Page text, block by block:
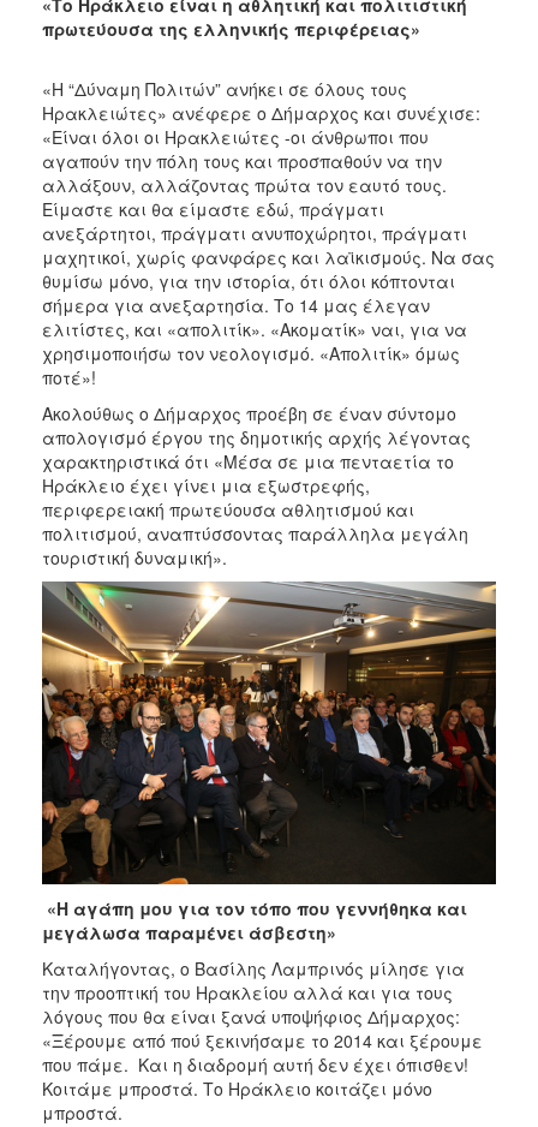
«Το Ηράκλειο είναι η αθλητική και πολιτιστική
πρωτεύουσα της ελληνικής περιφέρειας»
«Η “Δύναμη Πολιτών” ανήκει σε όλους τους
Ηρακλειώτες» ανέφερε ο Δήμαρχος και συνέχισε:
«Είναι όλοι οι Ηρακλειώτες -οι άνθρωποι που
αγαπούν την πόλη τους και προσπαθούν να την
αλλάξουν, αλλάζοντας πρώτα τον εαυτό τους.
Είμαστε και θα είμαστε εδώ, πράγματι
ανεξάρτητοι, πράγματι ανυποχώρητοι, πράγματι
μαχητικοί, χωρίς φανφάρες και λαϊκισμούς. Να σας
θυμίσω μόνο, για την ιστορία, ότι όλοι κόπτονται
σήμερα για ανεξαρτησία. Το 14 μας έλεγαν
ελιτίστες, και «απολιτίκ». «Ακοματίκ» ναι, για να
χρησιμοποιήσω τον νεολογισμό. «Απολιτίκ» όμως
ποτέ»!
Ακολούθως ο Δήμαρχος προέβη σε έναν σύντομο
απολογισμό έργου της δημοτικής αρχής λέγοντας
χαρακτηριστικά ότι «Μέσα σε μια πενταετία το
Ηράκλειο έχει γίνει μια εξωστρεφής,
περιφερειακή πρωτεύουσα αθλητισμού και
πολιτισμού, αναπτύσσοντας παράλληλα μεγάλη
τουριστική δυναμική».
«Η αγάπη μου για τον τόπο που γεννήθηκα και
μεγάλωσα παραμένει άσβεστη»
Καταλήγοντας, ο Βασίλης Λαμπρινός μίλησε για
την προοπτική του Ηρακλείου αλλά και για τους
λόγους που θα είναι ξανά υποψήφιος Δήμαρχος:
«Ξέρουμε από πού ξεκινήσαμε το 2014 και ξέρουμε
που πάμε. Και η διαδρομή αυτή δεν έχει όπισθεν!
Κοιτάμε μπροστά. Το Ηράκλειο κοιτάζει μόνο
μπροστά.